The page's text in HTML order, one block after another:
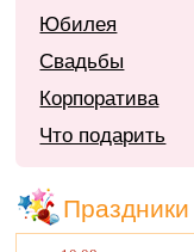
Юбилея
Свадьбы
Корпоратива
Что подарить
Праздники